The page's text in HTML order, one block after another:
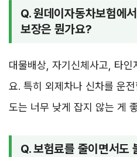
Q. 원데이자동차보험에
보장은 뭔가요?
대물배상, 자기신체사고, 타인
요. 특히 외제차나 신차를 운
도는 너무 낮게 잡지 않는 게
Q. 보험료를 줄이면서도